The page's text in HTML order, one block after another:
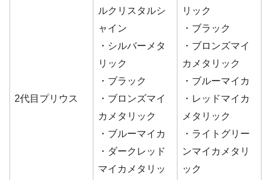
2代目プリウス
ルクリスタルシ
ャイン
・シルバーメタ
リック
・ブラック
・ブロンズマイ
カメタリック
・ブルーマイカ
・ダークレッド
マイカメタリッ
リック
・ブラック
・ブロンズマイ
カメタリック
・ブルーマイカ
・レッドマイカ
メタリック
・ライトグリー
ンマイカメタリ
ック